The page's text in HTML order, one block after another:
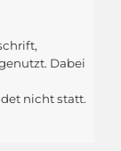
Dabei
nicht statt.